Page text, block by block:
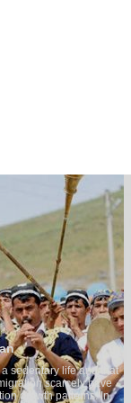
Visa to Uzbekistan
Uzbekistan Visa
To make you more
application forms of the
Uzbekistan in countries